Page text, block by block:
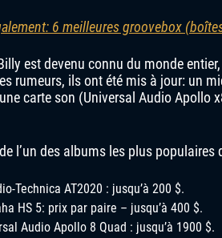
6 meilleures groovebox
est devenu connu du monde
rumeurs, ils ont été mis à jour: un
carte son (Universal Audio Apollo
l’un des albums les plus populaires
Technica AT2020 : jusqu’à 200 $.
HS 5: prix par paire – jusqu’à 400 $.
Audio Apollo 8 Quad : jusqu’à 1900 $.